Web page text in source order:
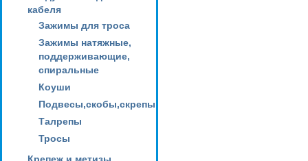
кабеля
Зажимы для троса
Зажимы натяжные,
поддерживающие,
спиральные
Коуши
Подвесы,скобы,скрепы
Талрепы
Тросы